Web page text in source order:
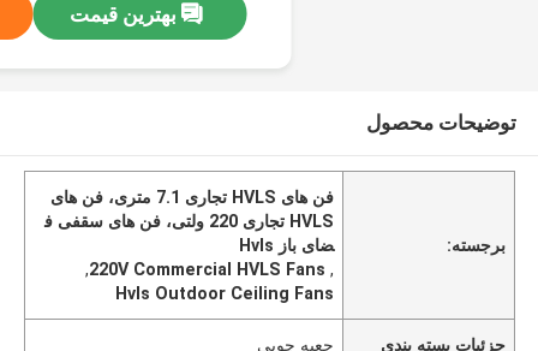
بهترین قیمت
توضیحات محصول
برجسته:
فن های HVLS تجاری 7.1 متری، فن های
HVLS تجاری 220 ولتی، فن های سقفی ف
ضای باز Hvls
,
220V Commercial HVLS Fans
,
Hvls Outdoor Ceiling Fans
جزئیات بسته بندی جعبه چوبی